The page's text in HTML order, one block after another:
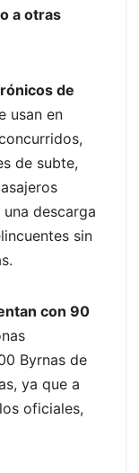
a otras
de
usan en
de subte,
descarga
sin
con 90
Byrnas de
ya que a
oficiales,